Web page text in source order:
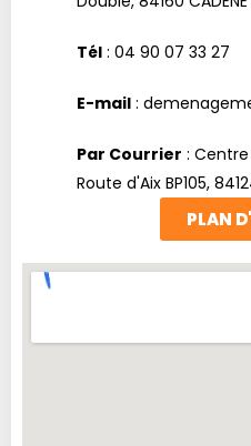
Tél: 04 90 07 33 27
E-mail:
Par Courrier :
Route d'Aix BP105,
PLAN